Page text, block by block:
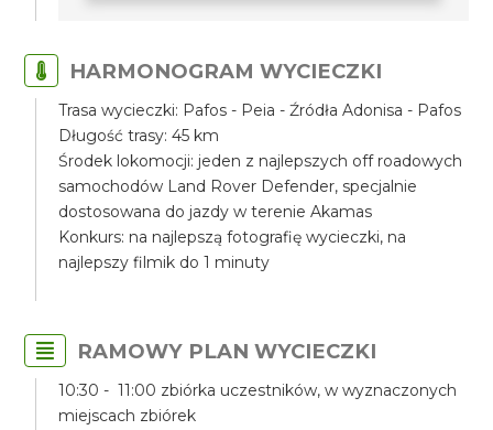
HARMONOGRAM WYCIECZKI
Trasa wycieczki: Pafos - Peia - Źródła Adonisa - Pafos
Długość trasy: 45 km
Środek lokomocji: jeden z najlepszych off roadowych
samochodów Land Rover Defender, specjalnie
dostosowana do jazdy w terenie Akamas
Konkurs: na najlepszą fotografię wycieczki, na
najlepszy filmik do 1 minuty
RAMOWY PLAN WYCIECZKI
10:30 - 11:00 zbiórka uczestników, w wyznaczonych
miejscach zbiórek